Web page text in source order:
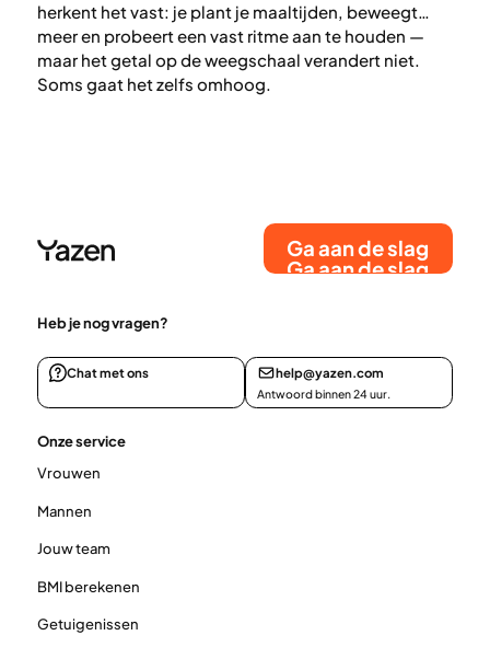
herkent het vast: je plant je maaltijden, beweegt
meer en probeert een vast ritme aan te houden —
maar het getal op de weegschaal verandert niet.
Soms gaat het zelfs omhoog.
Ga aan de slag
Ga aan de slag
Heb je nog vragen?
Chat met ons help@yazen.com
Antwoord binnen 24 uur.
Onze service
Vrouwen
Mannen
Jouw team
BMI berekenen
Getuigenissen